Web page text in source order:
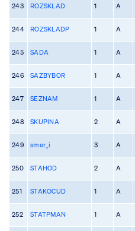
243 ROZSKLAD 1 A
244 ROZSKLADP 1 A
245 SADA 1 A
246 SAZBYBOR 1 A
247 SEZNAM 1 A
248 SKUPINA 2 A
249 smer_i 3 A
250 STAHOD 2 A
251 STAKOCUD 1 A
252 STATPMAN 1 A